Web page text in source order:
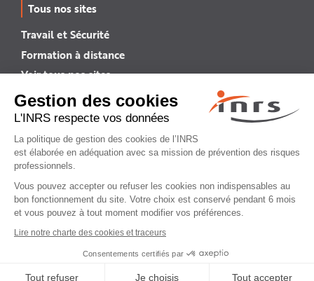
Tous nos sites
Travail et Sécurité
Formation à distance
Voir tous nos sites →
INRS English
INRS (english version)
Plan du site
Mentions légales
Politique de confidentialité